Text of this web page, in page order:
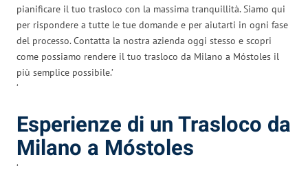
pianificare il tuo trasloco con la massima tranquillità. Siamo qui
per rispondere a tutte le tue domande e per aiutarti in ogni fase
del processo. Contatta la nostra azienda oggi stesso e scopri
come possiamo rendere il tuo trasloco da Milano a Móstoles il
più semplice possibile.’
‘
Esperienze di un Trasloco da
Milano a Móstoles
‘